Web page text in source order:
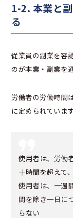
1-2. 本業と
る
従業員の副業を容
のが本業・副業を
労働者の労働時間
に定められています
使用者は、労働
十時間を超えて
使用者は、一週
間を除き一日に
らない